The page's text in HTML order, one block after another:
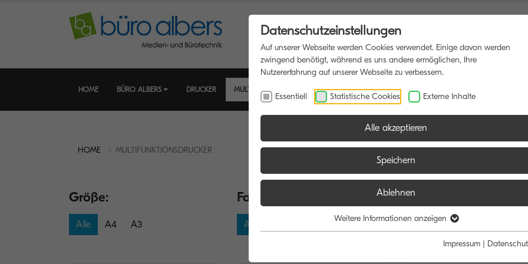
HOME BÜRO ALBERS DRUCKER MULTIFUNKTIONSDRUCKER SOFTWARE BLOG
HOME MULTIFUNKTIONSDRUCKER
Größe:
Alle A4 A3
Farbe:
Alle Farbe
Funktion:
Alle Scan
Datenschutzeinstellungen
Auf unserer Webseite werden Cookies verwendet. Einige davon werden
zwingend benötigt, während es uns andere ermöglichen, Ihre
Nutzererfahrung auf unserer Webseite zu verbessern.
Essentiell Statistische Cookies Externe Inhalte
Alle akzeptieren
Speichern
Ablehnen
Weitere Informationen anzeigen
Impressum |